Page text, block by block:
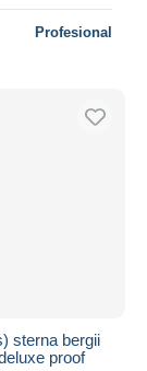
Profesional
sterna bergii
proof